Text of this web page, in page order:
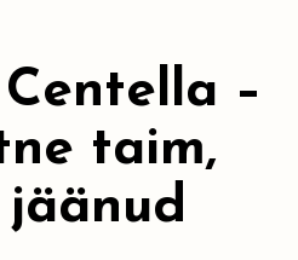
–
taim,